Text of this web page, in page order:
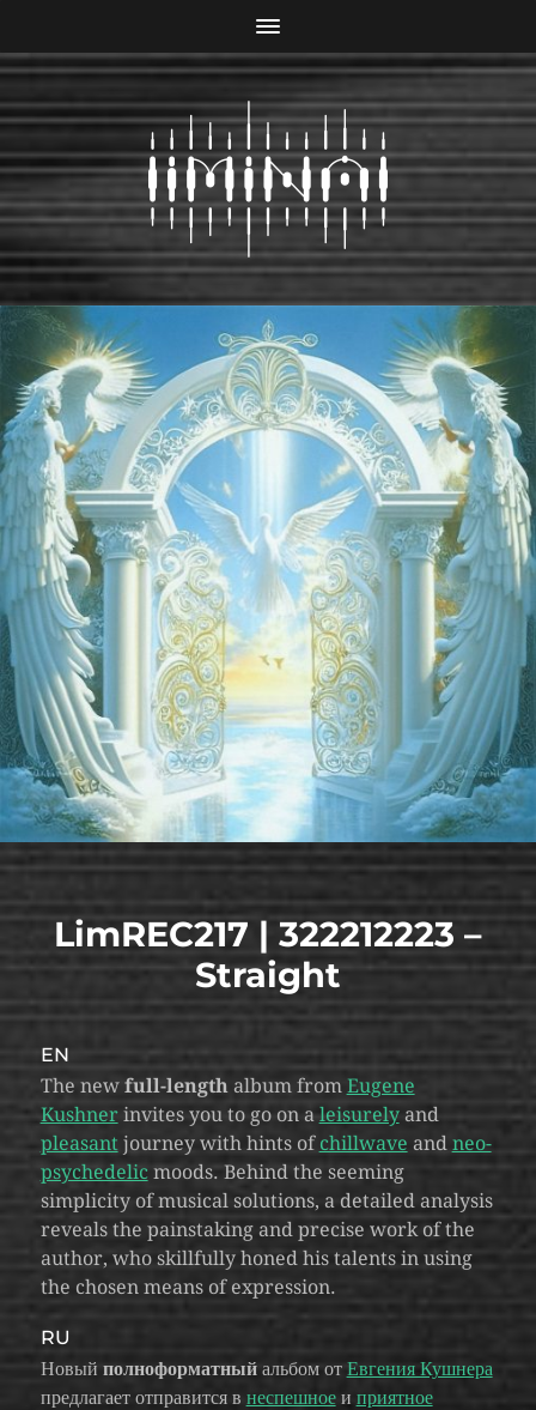
LimREC217 | 322212223 –
Straight
EN
The new full-lengthalbum from Eugene
Kushnerinvites you to go on aleisurelyand
pleasantjourney with hints of chillwave and neo-
psychedelicmoods. Behind the seeming
simplicity of musical solutions, a detailed analysis
reveals the painstaking and precise work of the
author, who skillfully honed his talents in using
the chosen means of expression.
RU
Новый полноформатныйальбом от Евгения Кушнера
предлагает отправится в неспешноеи приятное